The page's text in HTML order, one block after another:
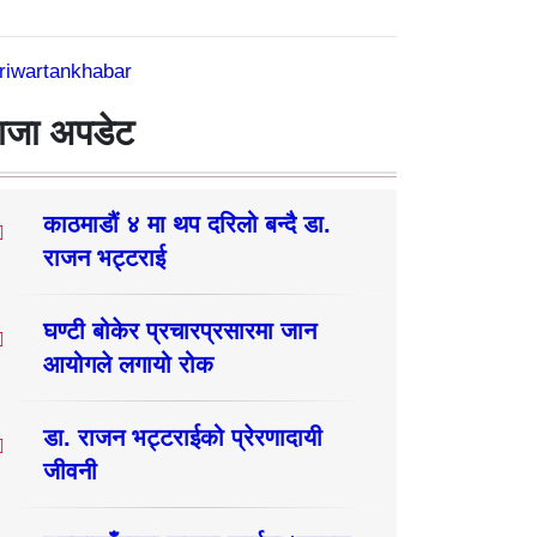
अपडेट
काठमाडौं ४ मा थप दरिलो बन्दै डा.
राजन भट्टराई
घण्टी बोकेर प्रचारप्रसारमा जान
आयोगले लगायो रोक
डा. राजन भट्टराईको प्रेरणादायी
जीवनी